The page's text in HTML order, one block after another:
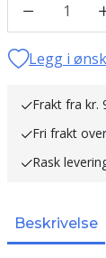
1
Legg i
Frakt fra kr.
Fri frakt
Rask
Beskrivelse